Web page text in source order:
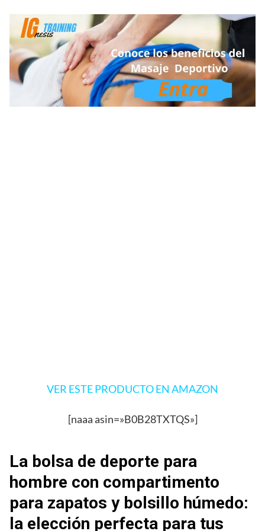
VER ESTE PRODUCTO EN AMAZON
[naaa asin=»B0B28TXTQS»]
La bolsa de deporte para
hombre con compartimento
para zapatos y bolsillo húmedo:
la elección perfecta para tus